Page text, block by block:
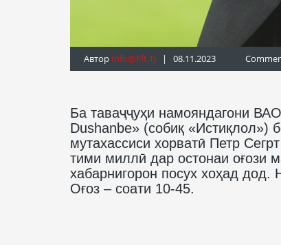
Автор Info@fft.tj | 08.11.2023
Ба таваҷҷуҳи намояндагони
Dushanbe» (собиқ «Истиқлол»)
мутахассиси хорватӣ Петр
тими миллӣ дар остонаи оғози
хабарнигорон посух хоҳад
Оғоз – соати 10-45.